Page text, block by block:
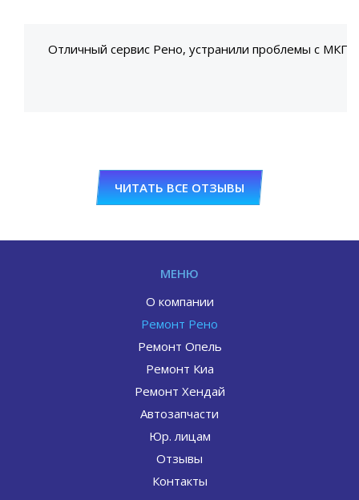
Отличный сервис Рено, устранили проблемы с
ЧИТАТЬ ВСЕ ОТЗЫВЫ
МЕНЮ
О компании
Ремонт Рено
Ремонт Опель
Ремонт Киа
Ремонт Хендай
Автозапчасти
Юр. лицам
Отзывы
Контакты